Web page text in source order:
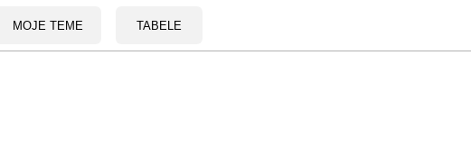
MOJE TEME TABELE